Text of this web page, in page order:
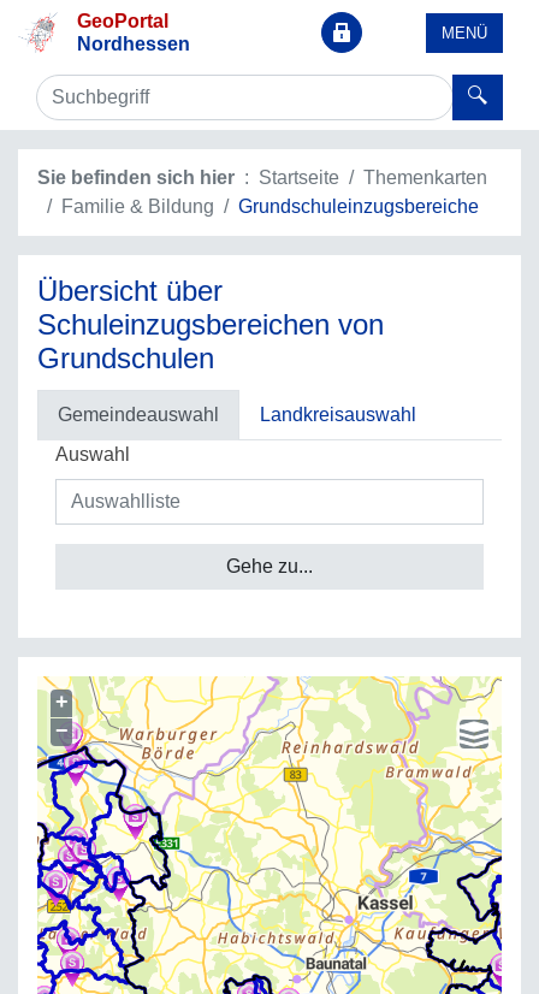
GeoPortal
Nordhessen
MENÜ
Sie befinden sich hier Startseite
Themenkarten
Familie & Bildung
Grundschuleinzugsbereiche
Übersicht über
Schuleinzugsbereichen von
Grundschulen
Gemeindeauswahl
Landkreisauswahl
Auswahl
Gehe zu...
+
−